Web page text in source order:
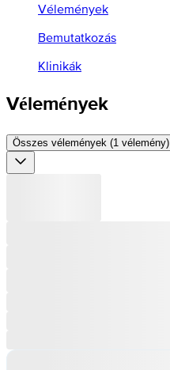
Vélemények
Bemutatkozás
Klinikák
Vélemények
Összes vélemények (1 vélemény)